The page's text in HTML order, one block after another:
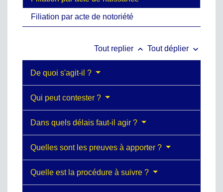
Filiation par acte de notoriété
Tout replier keyboard_arrow_up Tout déplier keyboard_arrow_down
De quoi s'agit-il ?
Qui peut contester ?
Dans quels délais faut-il agir ?
Quelles sont les preuves à apporter ?
Quelle est la procédure à suivre ?